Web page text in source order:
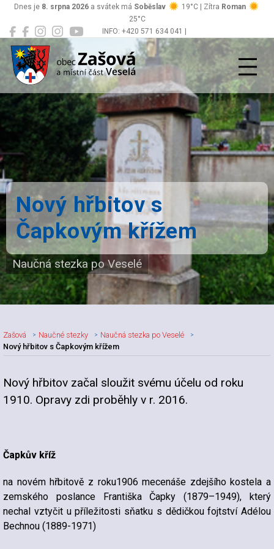
INFO: +420 571 634 041 |
podatelna@zasova.cz
Dnes je 8. srpna 2026 a svátek má Soběslav 19°C | Zítra Roman
25°C
Zašová
Nový hřbitov s
Čapkovým křížem
Naučná stezka po Veselé
Zašová Naučné stezky
Naučná stezka po Veselé
Nový hřbitov s Čapkovým křížem
Nový hřbitov začal sloužit svému účelu od roku
1910. Opravy zdi proběhly v r. 2016.
Čapkův kříž
na novém hřbitově z roku1906 mecenáše zdejšího kostela a
zemského poslance Františka Čapky (1879–1949), který
nechal vztyčit u příležitosti sňatku s dědičkou fojtství Adélou
Bechnou (1889-1971)